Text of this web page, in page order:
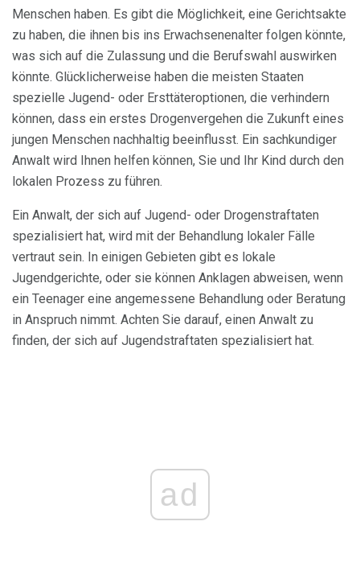
Menschen haben. Es gibt die Möglichkeit, eine Gerichtsakte
zu haben, die ihnen bis ins Erwachsenenalter folgen könnte,
was sich auf die Zulassung und die Berufswahl auswirken
könnte. Glücklicherweise haben die meisten Staaten
spezielle Jugend- oder Ersttäteroptionen, die verhindern
können, dass ein erstes Drogenvergehen die Zukunft eines
jungen Menschen nachhaltig beeinflusst. Ein sachkundiger
Anwalt wird Ihnen helfen können, Sie und Ihr Kind durch den
lokalen Prozess zu führen.
Ein Anwalt, der sich auf Jugend- oder Drogenstraftaten
spezialisiert hat, wird mit der Behandlung lokaler Fälle
vertraut sein. In einigen Gebieten gibt es lokale
Jugendgerichte, oder sie können Anklagen abweisen, wenn
ein Teenager eine angemessene Behandlung oder Beratung
in Anspruch nimmt. Achten Sie darauf, einen Anwalt zu
finden, der sich auf Jugendstraftaten spezialisiert hat.
ad